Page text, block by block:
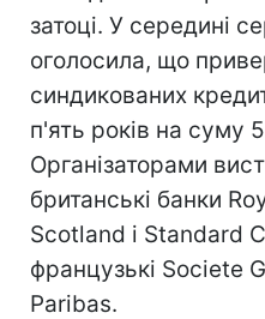
затоці. У середині
оголосила, що
синдикованих
п'ять років на суму
Організаторами
британські банки
Scotland і Standard
французькі Societe
Paribas.